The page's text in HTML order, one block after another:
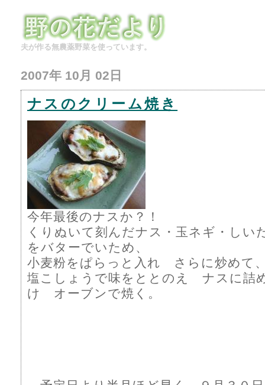
夫が作る無農薬野菜を使っています。
2007年 10月 02日
ナスのクリーム焼き
今年最後のナスか？！
くりぬいて刻んだナス・玉ネギ・しい
をバターでいため、
小麦粉をぱらっと入れ さらに炒めて
塩こしょうで味をととのえ ナスに詰
け オーブンで焼く。